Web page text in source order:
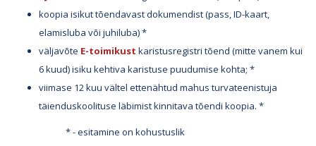
koopia isikut tõendavast dokumendist (pass, ID-kaart,
elamisluba või juhiluba) *
väljavõte E-toimikust karistusregistri tõend (mitte vanem kui
6 kuud) isiku kehtiva karistuse puudumise kohta; *
viimase 12 kuu vältel ettenähtud mahus turvateenistuja
täienduskoolituse läbimist kinnitava tõendi koopia. *
* - esitamine on kohustuslik